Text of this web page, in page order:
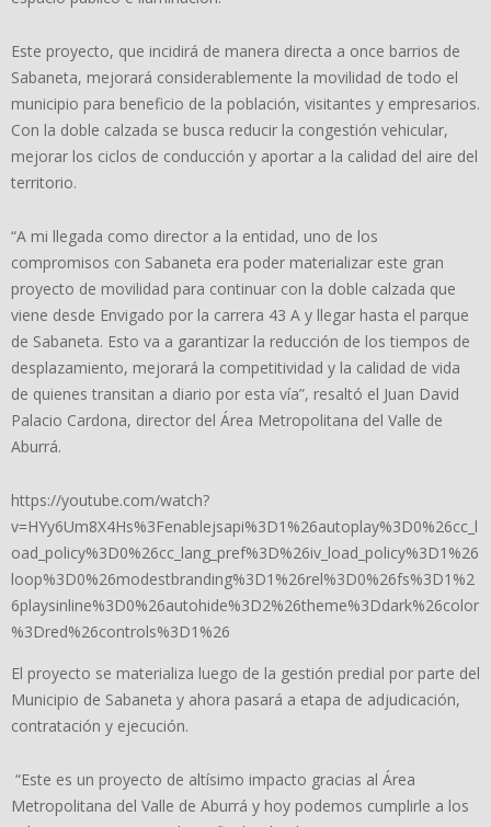
Este proyecto, que incidirá de manera directa a once barrios de
Sabaneta, mejorará considerablemente la movilidad de todo el
municipio para beneficio de la población, visitantes y empresarios.
Con la doble calzada se busca reducir la congestión vehicular,
mejorar los ciclos de conducción y aportar a la calidad del aire del
territorio.
“A mi llegada como director a la entidad, uno de los
compromisos con Sabaneta era poder materializar este gran
proyecto de movilidad para continuar con la doble calzada que
viene desde Envigado por la carrera 43 A y llegar hasta el parque
de Sabaneta. Esto va a garantizar la reducción de los tiempos de
desplazamiento, mejorará la competitividad y la calidad de vida
de quienes transitan a diario por esta vía”, resaltó el Juan David
Palacio Cardona, director del Área Metropolitana del Valle de
Aburrá.
https://youtube.com/watch?
v=HYy6Um8X4Hs%3Fenablejsapi%3D1%26autoplay%3D0%26cc_l
oad_policy%3D0%26cc_lang_pref%3D%26iv_load_policy%3D1%26
loop%3D0%26modestbranding%3D1%26rel%3D0%26fs%3D1%2
6playsinline%3D0%26autohide%3D2%26theme%3Ddark%26color
%3Dred%26controls%3D1%26
El proyecto se materializa luego de la gestión predial por parte del
Municipio de Sabaneta y ahora pasará a etapa de adjudicación,
contratación y ejecución.
“Este es un proyecto de altísimo impacto gracias al Área
Metropolitana del Valle de Aburrá y hoy podemos cumplirle a los